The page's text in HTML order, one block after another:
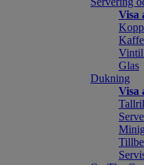
Visa
Glas
Dukning
Visa